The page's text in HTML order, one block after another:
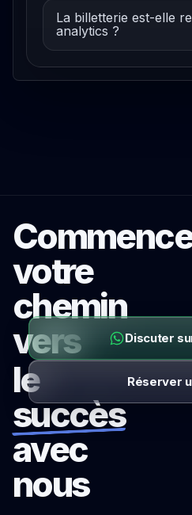
La billetterie est-elle
analytics ?
votre
chemin
vers
le
succès
avec
nous
Discuter
Réserver